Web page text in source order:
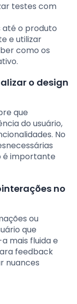
testes com
até o produto
e utilizar
como os
o design
que
do usuário,
No
é importante
no
ou
que
mais fluida e
feedback
nuances